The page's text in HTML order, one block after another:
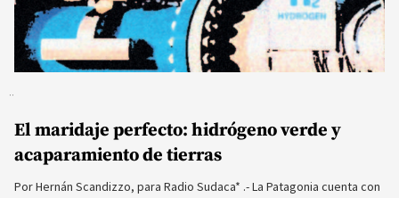
El maridaje perfecto: hidrógeno verde y
acaparamiento de tierras
Por Hernán Scandizzo, para Radio Sudaca* .- La Patagonia cuenta con